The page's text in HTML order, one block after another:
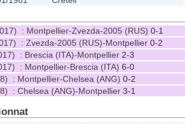
: Montpellier-Zvezda-2005 (RUS) 0-1
: Zvezda-2005 (RUS)-Montpellier 0-2
: Brescia (ITA)-Montpellier 2-3
: Montpellier-Brescia (ITA) 6-0
: Montpellier-Chelsea (ANG) 0-2
: Chelsea (ANG)-Montpellier 3-1